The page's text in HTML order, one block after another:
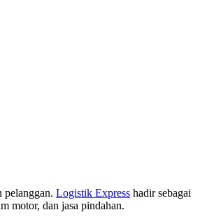
pelanggan. Logistik Express hadir sebagai
motor, dan jasa pindahan.